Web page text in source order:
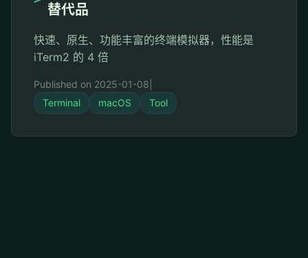
替代品
快速、原生、功能丰富的终端模拟器，性能是
iTerm2 的 4 倍
Published on 2025-01-08
Terminal
macOS Tool